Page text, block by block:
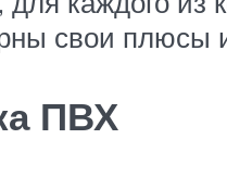
свои плюсы
ПВХ